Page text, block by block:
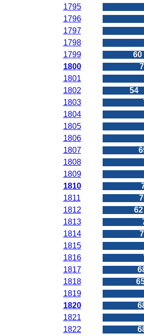
1795
1796
1797
1798
1799
60
1800
1801
1802
54
1803
1804
1805
1806
1807
1808
1809
1810
1811
1812
62
1813
1814
1815
1816
1817
1818
1819
1820
1821
1822